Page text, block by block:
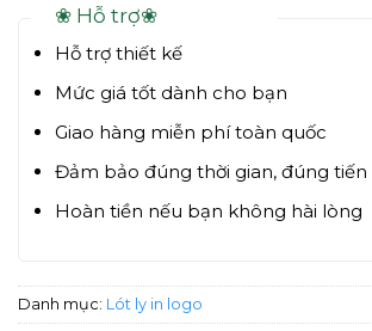
❀ Hỗ trợ❀
Hỗ trợ thiết kế
Mức giá tốt dành cho bạn
Giao hàng miễn phí toàn quốc
Đảm bảo đúng thời gian, đúng tiến
Hoàn tiền nếu bạn không hài lòng
Danh mục: Lót ly in logo